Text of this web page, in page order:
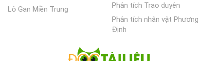
Lô Gan Miền Trung
Phân tích Trao duyên
Phân tích nhân vật Phương
Định